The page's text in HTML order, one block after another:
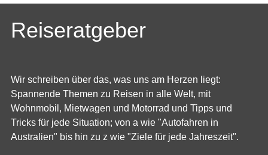
Reiseratgeber
Wir schreiben über das, was uns am Herzen liegt:
Spannende Themen zu Reisen in alle Welt, mit
Wohnmobil, Mietwagen und Motorrad und Tipps und
Tricks für jede Situation; von a wie "Autofahren in
Australien" bis hin zu z wie "Ziele für jede Jahreszeit".